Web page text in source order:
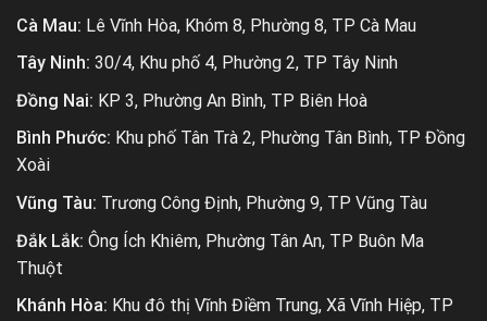
Cà Mau: Lê Vĩnh Hòa, Khóm 8, Phường 8, TP Cà Mau
Tây Ninh: 30/4, Khu phố 4, Phường 2, TP Tây Ninh
Đồng Nai: KP 3, Phường An Bình, TP Biên Hoà
Bình Phước: Khu phố Tân Trà 2, Phường Tân Bình, TP Đồng
Xoài
Vũng Tàu: Trương Công Định, Phường 9, TP Vũng Tàu
Đắk Lắk: Ông Ích Khiêm, Phường Tân An, TP Buôn Ma
Thuột
Khánh Hòa: Khu đô thị Vĩnh Điềm Trung, Xã Vĩnh Hiệp, TP